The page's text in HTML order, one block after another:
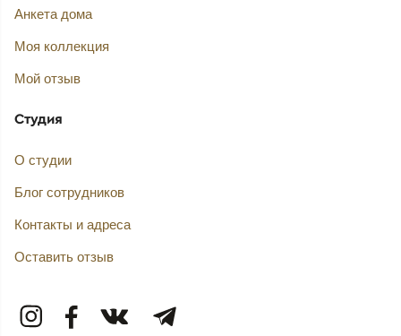
Анкета дома
Моя коллекция
Мой отзыв
Студия
О студии
Блог сотрудников
Контакты и адреса
Оставить отзыв